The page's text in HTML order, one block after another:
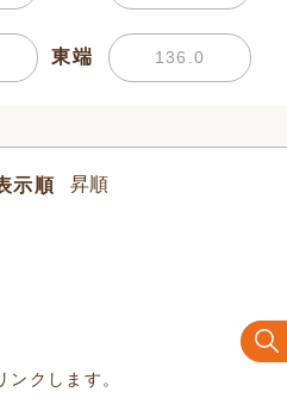
東端
示順
クします。